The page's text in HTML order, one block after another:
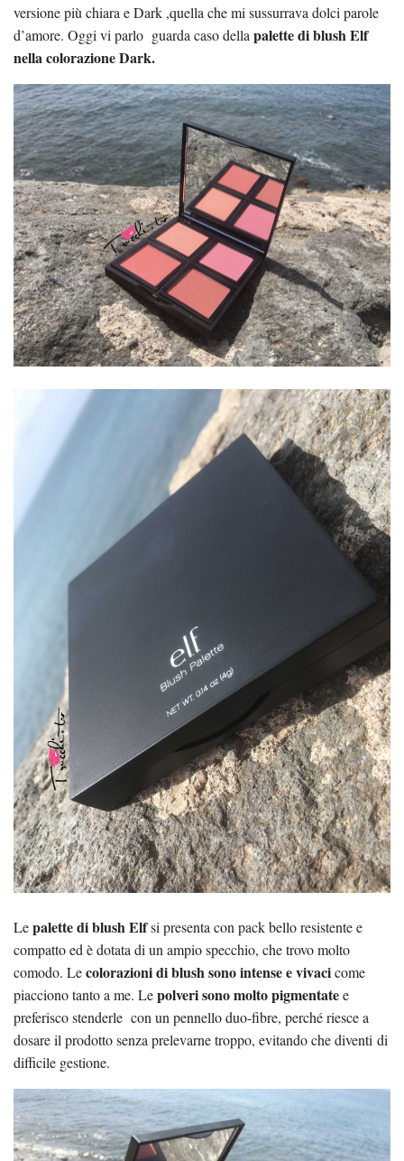
versione più chiara e Dark ,quella che mi sussurrava dolci parole
d’amore. Oggi vi parlo guarda caso della palette di blush Elf
nella colorazione Dark.
Lepalette di blush Elfsi presenta con pack bello resistente e
compatto ed è dotata di un ampio specchio, che trovo molto
comodo. Lecolorazioni di blush sono intense e vivacicome
piacciono tanto a me. Lepolveri sono molto pigmentatee
preferisco stenderle con un pennello duo-fibre, perché riesce a
dosare il prodotto senza prelevarne troppo, evitando che diventi di
difficile gestione.